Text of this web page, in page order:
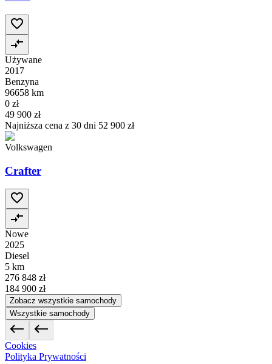
Używane
2017
Benzyna
96658 km
0 zł
49 900 zł
Najniższa cena z 30 dni 52 900 zł
Volkswagen
Crafter
Nowe
2025
Diesel
5 km
276 848 zł
184 900 zł
Zobacz wszystkie samochody
Wszystkie samochody
Cookies
Polityka Prywatności